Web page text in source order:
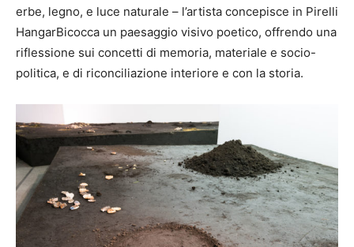
erbe, legno, e luce naturale – l’artista concepisce in Pirelli
HangarBicocca un paesaggio visivo poetico, offrendo una
riflessione sui concetti di memoria, materiale e socio-
politica, e di riconciliazione interiore e con la storia.